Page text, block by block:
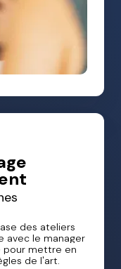
des ateliers
avec le manager
pour mettre en
de l'art.